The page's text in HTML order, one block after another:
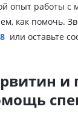
опыт работы с
как помочь.
или оставьте
и